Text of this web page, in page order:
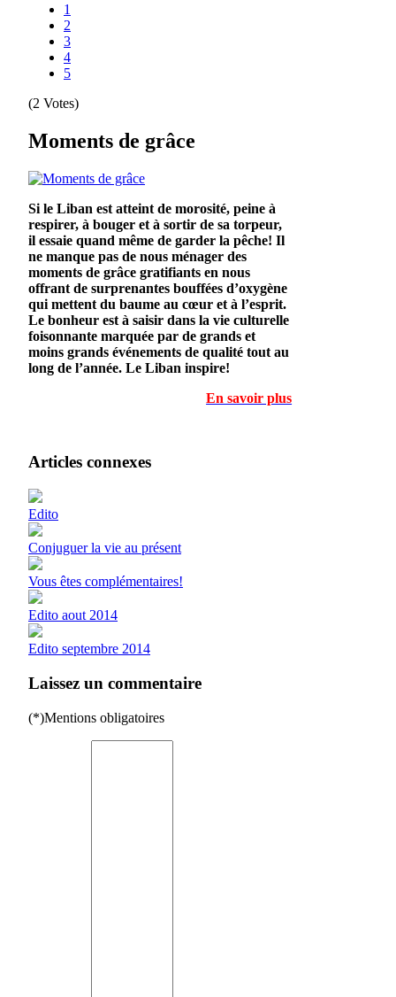
1
2
3
4
5
(2 Votes)
Moments de grâce
Si le Liban est atteint de morosité, peine à
respirer, à bouger et à sortir de sa torpeur,
il essaie quand même de garder la pêche! Il
ne manque pas de nous ménager des
moments de grâce gratifiants en nous
offrant de surprenantes bouffées d’oxygène
qui mettent du baume au cœur et à l’esprit.
Le bonheur est à saisir dans la vie culturelle
foisonnante marquée par de grands et
moins grands événements de qualité tout au
long de l’année. Le Liban inspire!
En savoir plus
Articles connexes
Edito
Conjuguer la vie au présent
Vous êtes complémentaires!
Edito aout 2014
Edito septembre 2014
Laissez un commentaire
(*)Mentions obligatoires